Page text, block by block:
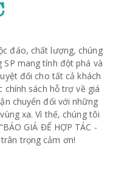
đáo, chất lượng, chúng
mang tính đột phá và
đối cho tất cả khách
chính sách hỗ trợ về giá
chuyển đối với những
xa. Vì thế, chúng tôi
GIÁ ĐỂ HỢP TÁC -
trân trọng cảm ơn!